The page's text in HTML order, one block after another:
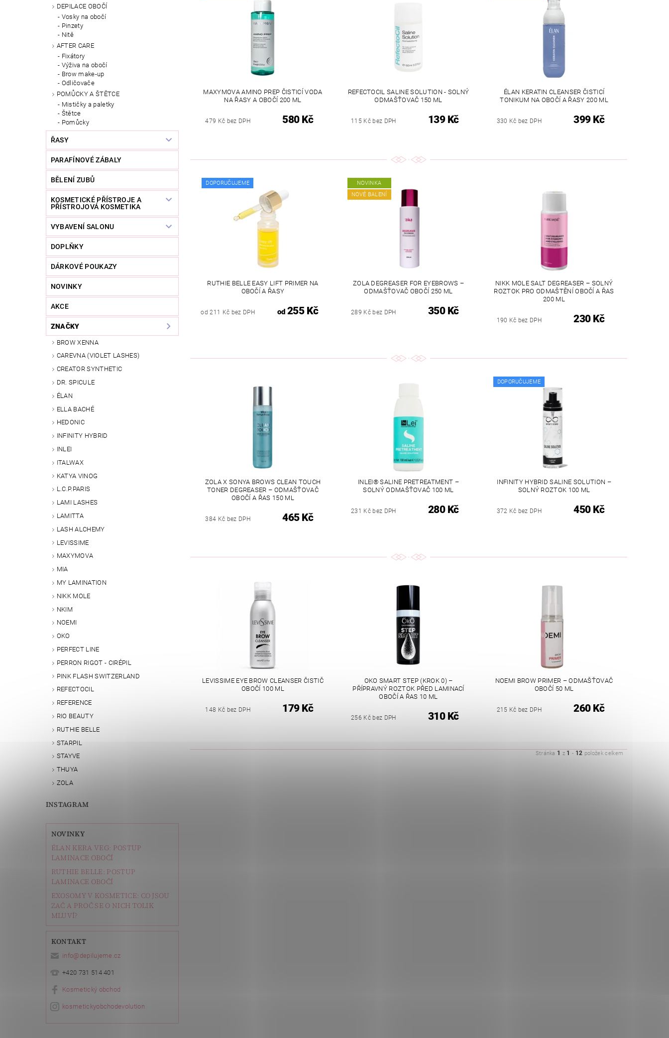
DEPILACE OBOČÍ
Vosky na obočí
Pinzety
Nitě
AFTER CARE
Fixátory
Výživa na obočí
Brow make-up
Odličovače
POMŮCKY A ŠTĚTCE
Mističky a paletky
Štětce
Pomůcky
ŘASY
PARAFÍNOVÉ ZÁBALY
BĚLENÍ ZUBŮ
KOSMETICKÉ PŘÍSTROJE A
PŘÍSTROJOVÁ KOSMETIKA
VYBAVENÍ SALONU
DOPLŇKY
DÁRKOVÉ POUKAZY
NOVINKY
AKCE
ZNAČKY
BROW XENNA
CAREVNA (VIOLET LASHES)
CREATOR SYNTHETIC
DR. SPICULE
ÉLAN
ELLA BACHÉ
HEDONIC
INFINITY HYBRID
INLEI
ITALWAX
KATYA VINOG
L.C.P.PARIS
LAMI LASHES
LAMITTA
LASH ALCHEMY
LEVISSIME
MAXYMOVA
MIA
MY LAMINATION
NIKK MOLE
NKIM
NOEMI
OKO
PERFECT LINE
PERRON RIGOT - CIRÉPIL
PINK FLASH SWITZERLAND
REFECTOCIL
REFERENCE
RIO BEAUTY
RUTHIE BELLE
STARPIL
STAYVE
THUYA
ZOLA
INSTAGRAM
NOVINKY
ÉLAN KERA VEG: POSTUP
LAMINACE OBOČÍ
RUTHIE BELLE: POSTUP
LAMINACE OBOČÍ
EXOSOMY V KOSMETICE: CO JSOU
ZAČ A PROČ SE O NICH TOLIK
MLUVÍ?
KONTAKT
info@ depilujeme.cz
+420 731 514 401
Kosmetický obchod
kosmetickyobchodevolution
MAXYMOVA AMINO PREP ČISTICÍ VODA
NA ŘASY A OBOČÍ 200 ML
479 Kč bez DPH 580 Kč
REFECTOCIL SALINE SOLUTION - SOLNÝ
ODMAŠŤOVAČ 150 ML
115 Kč bez DPH 139 Kč
ÉLAN KERATIN CLEANSER ČISTICÍ
TONIKUM NA OBOČÍ A ŘASY 200 ML
330 Kč bez DPH 399 Kč
DOPORUČUJEME
RUTHIE BELLE EASY LIFT PRIMER NA
OBOČÍ A ŘASY
od 211 Kč bez DPH od255 Kč
NOVINKA
NOVÉ BALENÍ
ZOLA DEGREASER FOR EYEBROWS –
ODMAŠŤOVAČ OBOČÍ 250 ML
289 Kč bez DPH 350 Kč
NIKK MOLE SALT DEGREASER – SOLNÝ
ROZTOK PRO ODMAŠTĚNÍ OBOČÍ A ŘAS
200 ML
190 Kč bez DPH 230 Kč
ZOLA X SONYA BROWS CLEAN TOUCH
TONER DEGREASER – ODMAŠŤOVAČ
OBOČÍ A ŘAS 150 ML
384 Kč bez DPH 465 Kč
INLEI® SALINE PRETREATMENT –
SOLNÝ ODMAŠŤOVAČ 100 ML
231 Kč bez DPH 280 Kč
DOPORUČUJEME
INFINITY HYBRID SALINE SOLUTION –
SOLNÝ ROZTOK 100 ML
372 Kč bez DPH 450 Kč
LEVISSIME EYE BROW CLEANSER ČISTIČ
OBOČÍ 100 ML
148 Kč bez DPH 179 Kč
OKO SMART STEP (KROK 0) –
PŘÍPRAVNÝ ROZTOK PŘED LAMINACÍ
OBOČÍ A ŘAS 10 ML
256 Kč bez DPH 310 Kč
NOEMI BROW PRIMER – ODMAŠŤOVAČ
OBOČÍ 50 ML
215 Kč bez DPH 260 Kč
Stránka 1 z 1 - 12 položek celkem